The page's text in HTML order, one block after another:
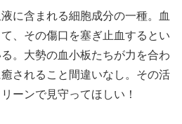
に含まれる細胞成分の一種。血
、その傷口を塞ぎ止血するとい
。大勢の血小板たちが力を合わ
されること間違いなし。その活
ーンで見守ってほしい！